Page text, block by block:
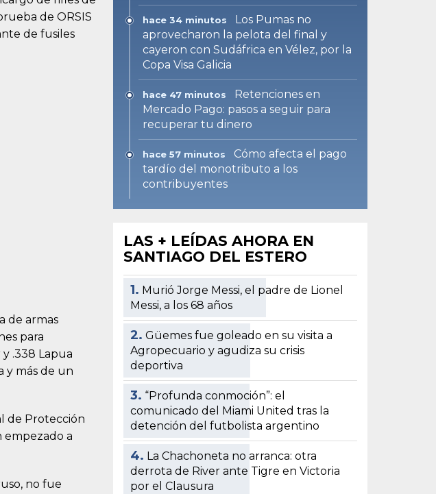
de ORSIS
de fusiles
de armas
para
.338 Lapua
y más de un
de Protección
empezado a
no fue
hace 34 minutos
Los Pumas no
aprovecharon la pelota del final y
cayeron con Sudáfrica en Vélez, por la
Copa Visa Galicia
hace 47 minutos
Retenciones en
Mercado Pago: pasos a seguir para
recuperar tu dinero
hace 57 minutos
Cómo afecta el pago
tardío del monotributo a los
contribuyentes
LAS + LEÍDAS AHORA EN
SANTIAGO DEL ESTERO
1. Murió Jorge Messi, el padre de Lionel
Messi, a los 68 años
2. Güemes fue goleado en su visita a
Agropecuario y agudiza su crisis
deportiva
3. “Profunda conmoción”: el
comunicado del Miami United tras la
detención del futbolista argentino
4. La Chachoneta no arranca: otra
derrota de River ante Tigre en Victoria
por el Clausura